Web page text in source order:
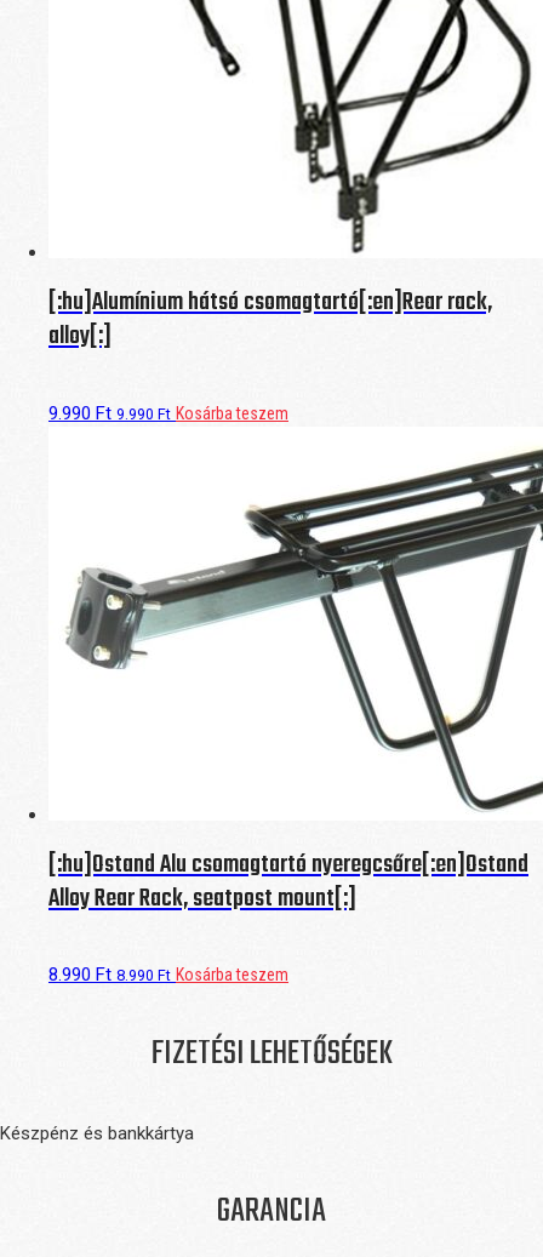
[:hu]Alumínium hátsó csomagtartó[:en]Rear rack,
alloy[:]
9.990 Ft 9.990 Ft Kosárba teszem
[:hu]Ostand Alu csomagtartó nyeregcsőre[:en]Ostand
Alloy Rear Rack, seatpost mount[:]
8.990 Ft 8.990 Ft Kosárba teszem
FIZETÉSI LEHETŐSÉGEK
Készpénz és bankkártya
GARANCIA